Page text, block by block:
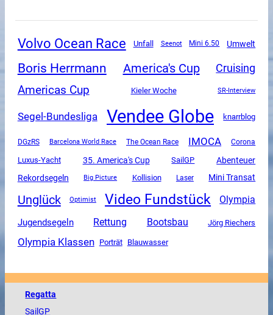
Volvo Ocean Race Unfall Seenot Mini 6.50 Umwelt
Boris Herrmann America's Cup Cruising
Americas Cup Kieler Woche SR-Interview
Segel-Bundesliga Vendee Globe knarrblog
DGzRS Barcelona World Race The Ocean Race IMOCA Corona
Luxus-Yacht 35. America's Cup SailGP
Abenteuer
Rekordsegeln
Big Picture Kollision Laser Mini Transat
Unglück Optimist Video Fundstück Olympia
Jugendsegeln Rettung Bootsbau Jörg Riechers
Olympia Klassen Porträt Blauwasser
Regatta
SailGP